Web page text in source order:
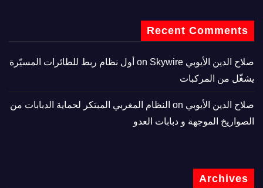
Recent Comments
صلاح الدين الأيوبي
Skywire أول نظام ربط للطائرات المسيّرة
يشغّل من المركبات
صلاح الدين الأيوبي
النظام المغربي المبتكر لحماية الدبابات من
الصواريخ الموجهة و دبابات العدو
Archives